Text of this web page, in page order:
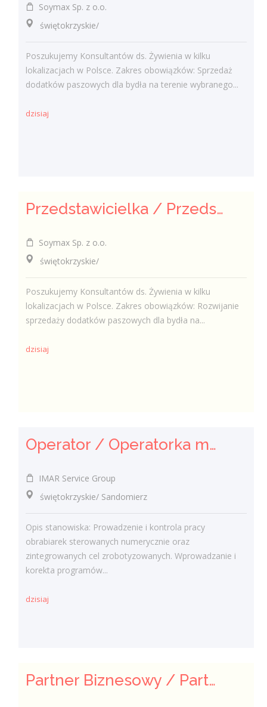
Soymax Sp. z o.o.
świętokrzyskie/
Poszukujemy Konsultantów ds. Żywienia w kilku
lokalizacjach w Polsce. Zakres obowiązków: Sprzedaż
dodatków paszowych dla bydła na terenie wybranego...
dzisiaj
Przedstawicielka / Przedstawiciel Handlowy ds. Żywienia Zwierząt
Soymax Sp. z o.o.
świętokrzyskie/
Poszukujemy Konsultantów ds. Żywienia w kilku
lokalizacjach w Polsce. Zakres obowiązków: Rozwijanie
sprzedaży dodatków paszowych dla bydła na...
dzisiaj
Operator / Operatorka maszyn CNC (K/M)
IMAR Service Group
świętokrzyskie/ Sandomierz
Opis stanowiska: Prowadzenie i kontrola pracy
obrabiarek sterowanych numerycznie oraz
zintegrowanych cel zrobotyzowanych. Wprowadzanie i
korekta programów...
dzisiaj
Partner Biznesowy / Partnerka Biznesowa – agencja marketingu online